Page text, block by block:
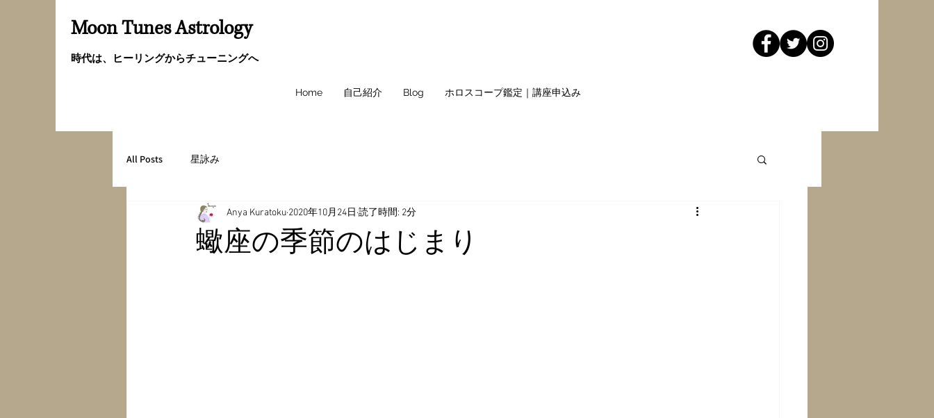
Moon Tunes Astrology
時代は、ヒーリングからチューニングへ
Home 自己紹介 Blog ホロスコープ鑑定｜講座申込み
All Posts 星詠み
蠍座の季節のはじまり
Anya Kuratoku 2020年10月24日 読了時間: 2分